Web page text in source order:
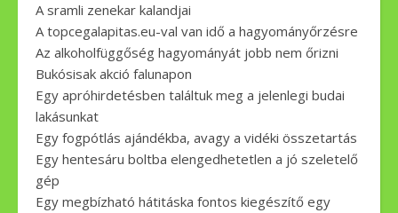
A sramli zenekar kalandjai
A topcegalapitas.eu-val van idő a hagyományőrzésre
Az alkoholfüggőség hagyományát jobb nem őrizni
Bukósisak akció falunapon
Egy apróhirdetésben találtuk meg a jelenlegi budai
lakásunkat
Egy fogpótlás ajándékba, avagy a vidéki összetartás
Egy hentesáru boltba elengedhetetlen a jó szeletelő
gép
Egy megbízható hátitáska fontos kiegészítő egy